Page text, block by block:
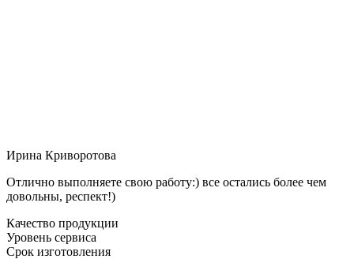
Ирина Криворотова
Отлично выполняете свою работу:) все остались более чем
довольны, респект!)
Качество продукции
Уровень сервиса
Срок изготовления